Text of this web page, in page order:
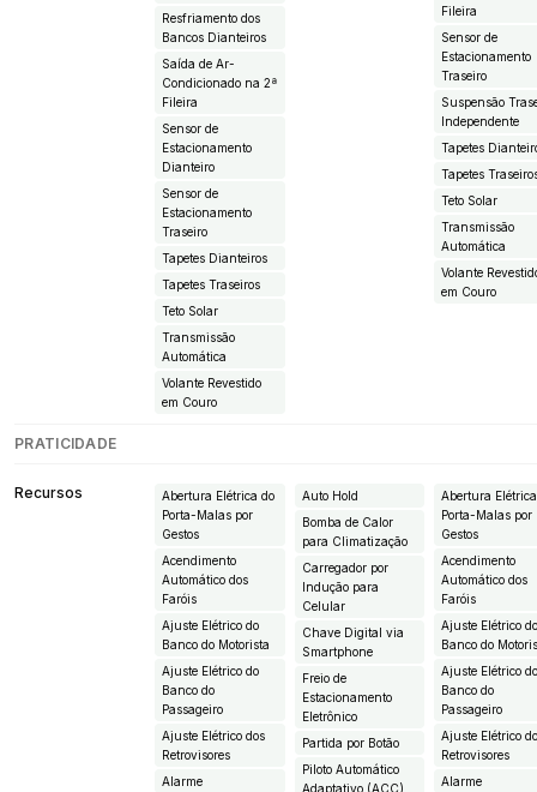
Resfriamento dos
Bancos Dianteiros
Saída de Ar-
Condicionado na 2ª
Fileira
Sensor de
Estacionamento
Dianteiro
Sensor de
Estacionamento
Traseiro
Tapetes Dianteiros
Tapetes Traseiros
Teto Solar
Transmissão
Automática
Volante Revestido
em Couro
Fileira
Sensor de
Estacionamento
Traseiro
Suspensão
Independente
Tapetes
Tapetes
Teto Solar
Transmissão
Automática
Volante
em Couro
PRATICIDADE
Recursos
Abertura Elétrica do
Porta-Malas por
Gestos
Acendimento
Automático dos
Faróis
Ajuste Elétrico do
Banco do Motorista
Ajuste Elétrico do
Banco do
Passageiro
Ajuste Elétrico dos
Retrovisores
Alarme
Auto Hold
Bomba de Calor
para Climatização
Carregador por
Indução para
Celular
Chave Digital via
Smartphone
Freio de
Estacionamento
Eletrônico
Partida por Botão
Piloto Automático
Adaptativo (ACC)
Abertura
Porta-Malas por
Gestos
Acendimento
Automático dos
Faróis
Ajuste Elétrico
Banco do
Ajuste Elétrico
Banco do
Passageiro
Ajuste Elétrico
Retrovisores
Alarme